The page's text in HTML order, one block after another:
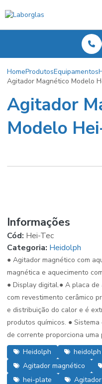
HomeProdutosEquipamentos
Agitador Magnético Modelo
Agitador
Modelo
Informações
Cód: Hei-Tec
Categoria: Heidolph
● Agitador magnético com
magnética e aquecimento
● Display digital.● A placa
com revestimento cerâmico
e distribuição do calor e é
produtos químicos. ●
de corrente proporciona uma
Heidolph
Agitador magnético
hei-plate